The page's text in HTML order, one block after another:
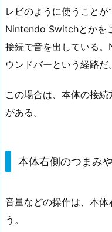
レビのように使うことが
Nintendo Switchとかを
接続で音を出している
ウンドバーという経路だ。
この場合は、本体の接
がある。
本体右側のつまみ
音量などの操作は、本
う。